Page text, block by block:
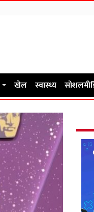
खेल स्वास्थ्य